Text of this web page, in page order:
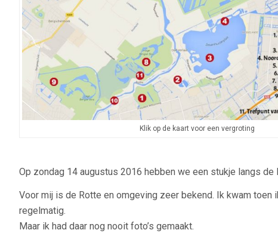
Klik op de kaart voor een vergroting
Op zondag 14 augustus 2016 hebben we een stukje langs de
Voor mij is de Rotte en omgeving zeer bekend. Ik kwam toen
regelmatig.
Maar ik had daar nog nooit foto’s gemaakt.